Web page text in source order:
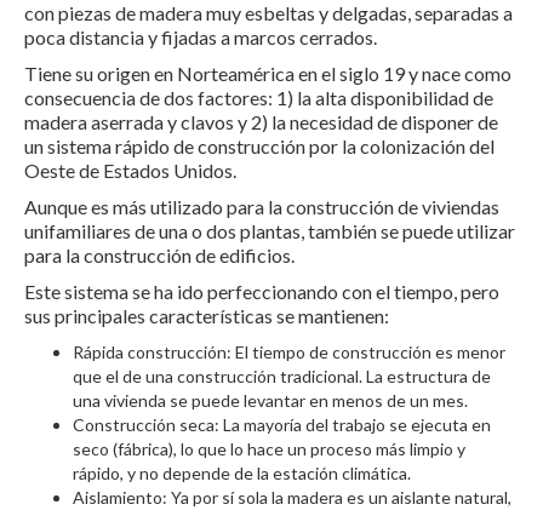
con piezas de madera muy esbeltas y delgadas, separadas a
poca distancia y fijadas a marcos cerrados.
Tiene su origen en Norteamérica en el siglo 19 y nace como
consecuencia de dos factores: 1) la alta disponibilidad de
madera aserrada y clavos y 2) la necesidad de disponer de
un sistema rápido de construcción por la colonización del
Oeste de Estados Unidos.
Aunque es más utilizado para la construcción de viviendas
unifamiliares de una o dos plantas, también se puede utilizar
para la construcción de edificios.
Este sistema se ha ido perfeccionando con el tiempo, pero
sus principales características se mantienen:
Rápida construcción: El tiempo de construcción es menor
que el de una construcción tradicional. La estructura de
una vivienda se puede levantar en menos de un mes.
Construcción seca: La mayoría del trabajo se ejecuta en
seco (fábrica), lo que lo hace un proceso más limpio y
rápido, y no depende de la estación climática.
Aislamiento: Ya por sí sola la madera es un aislante natural,